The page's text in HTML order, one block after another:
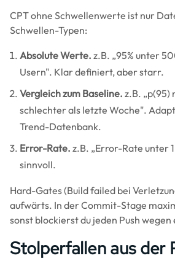
CPT ohne Schwellenwerte ist nur
Schwellen-Typen:
Absolute Werte. z.B. „95% unter
Usern". Klar definiert, aber starr.
Vergleich zum Baseline. z.B. „p(95)
schlechter als letzte Woche".
Trend-Datenbank.
Error-Rate. z.B. „Error-Rate unter
sinnvoll.
Hard-Gates (Build failed bei
aufwärts. In der Commit-Stage
sonst blockierst du jeden Push
Stolperfallen aus der